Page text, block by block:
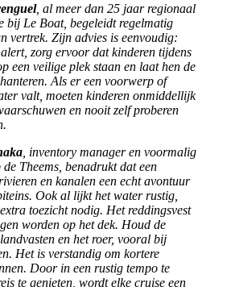
, al meer dan 25 jaar regionaal
bij Le Boat, begeleidt regelmatig
vertrek. Zijn advies is eenvoudig:
zorg ervoor dat kinderen tijdens
een veilige plek staan en laat hen de
Als er een voorwerp of
valt, moeten kinderen onmiddellijk
en nooit zelf proberen
, inventory manager en voormalig
Theems, benadrukt dat een
en kanalen een echt avontuur
Ook al lijkt het water rustig,
toezicht nodig. Het reddingsvest
worden op het dek. Houd de
en het roer, vooral bij
Het is verstandig om kortere
Door in een rustig tempo te
te genieten, wordt elke cruise een